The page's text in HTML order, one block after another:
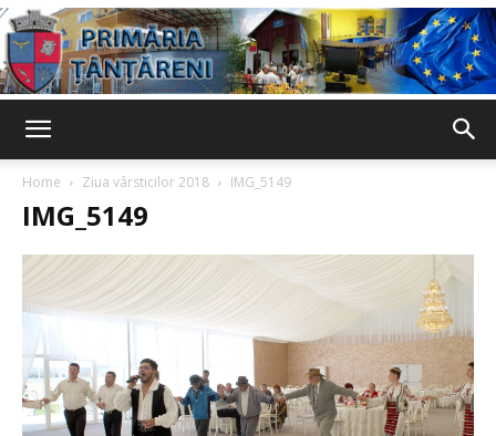
Home Ziua vârsticilor 2018 IMG_5149
IMG_5149